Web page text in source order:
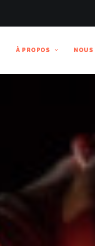
À PROPOS